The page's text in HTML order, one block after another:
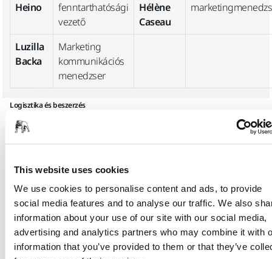
This website uses cookies
We use cookies to personalise content and ads, to provide
social media features and to analyse our traffic. We also
information about your use of our site with our social media,
advertising and analytics partners who may combine it with
information that you’ve provided to them or that they’ve
Heino
fenntarthatósági
vezető
Hélène
Caseau
Luzilla
Backa
Marketing
kommunikációs
menedzser
Logisztika és beszerzés
Joachim
szállítmányozási
Niklas
Storbacka
működési
kiválóságért
felelős
vezető
Johan
Back
beszerzési
vezetője
Magnus
ellátási